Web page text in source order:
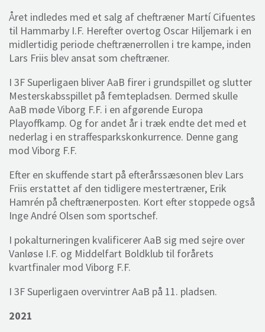
Året indledes med et salg af cheftræner Martí Cifuentes
til Hammarby I.F. Herefter overtog Oscar Hiljemark i en
midlertidig periode cheftrænerrollen i tre kampe, inden
Lars Friis blev ansat som cheftræner.
I 3F Superligaen bliver AaB firer i grundspillet og slutter
Mesterskabsspillet på femtepladsen. Dermed skulle
AaB møde Viborg F.F. i en afgørende Europa
Playoffkamp. Og for andet år i træk endte det med et
nederlag i en straffesparkskonkurrence. Denne gang
mod Viborg F.F.
Efter en skuffende start på efterårssæsonen blev Lars
Friis erstattet af den tidligere mestertræner, Erik
Hamrén på cheftrænerposten. Kort efter stoppede også
Inge André Olsen som sportschef.
I pokalturneringen kvalificerer AaB sig med sejre over
Vanløse I.F. og Middelfart Boldklub til forårets
kvartfinaler mod Viborg F.F.
I 3F Superligaen overvintrer AaB på 11. pladsen.
2021